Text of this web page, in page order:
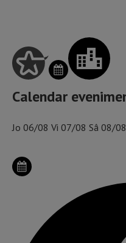
Calendar
Jo 06/08 Vi 07/08 Sâ 08/08